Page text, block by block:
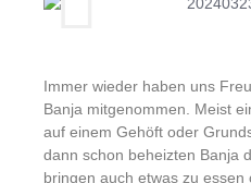
Immer wieder haben uns
Banja mitgenommen. Meist
auf einem Gehöft oder
dann schon beheizten Banja
bringen auch etwas zu